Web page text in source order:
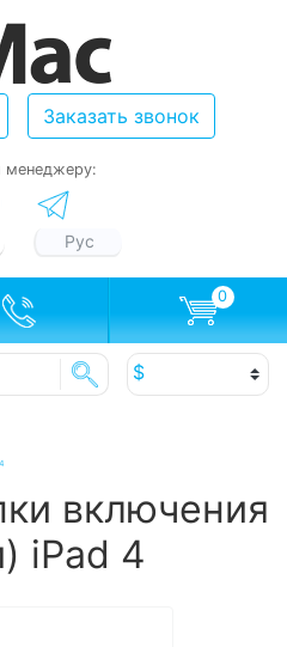
Заказать звонок
менеджеру:
Рус
0
включения
iPad 4